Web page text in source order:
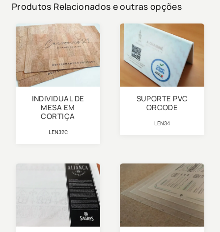
Produtos Relacionados e outras opções
INDIVIDUAL DE
MESA EM
CORTIÇA
LEN32C
SUPORTE PVC
QRCODE
LEN34